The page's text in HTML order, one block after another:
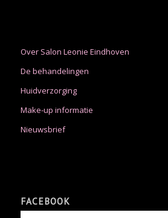
Over Salon Leonie Eindhoven
De behandelingen
Huidverzorging
Make-up informatie
Nieuwsbrief
FACEBOOK